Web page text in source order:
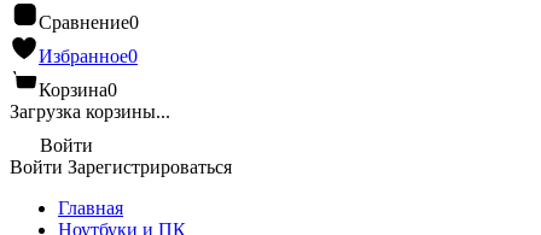
Сравнение0
Избранное0
Корзина0
Загрузка корзины...
Войти
Войти Зарегистрироваться
Главная
Ноутбуки и ПК